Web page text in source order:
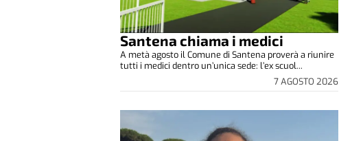
Santena chiama i medici
7 AGOSTO 2026
A metà agosto il Comune di Santena proverà a riunire
tutti i medici dentro un’unica sede: l’ex scuol...